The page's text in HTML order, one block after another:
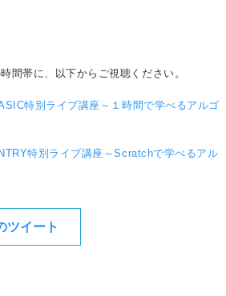
間帯に、以下からご視聴ください。
特別ライブ講座～１時間で学べるアルゴ
特別ライブ講座～Scratchで学べるアル
ツイート